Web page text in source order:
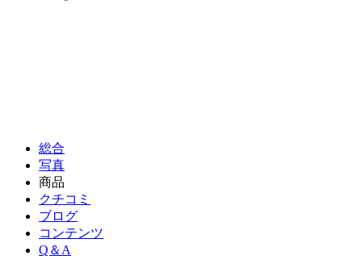
総合
写真
商品
クチコミ
ブログ
コンテンツ
Q＆A